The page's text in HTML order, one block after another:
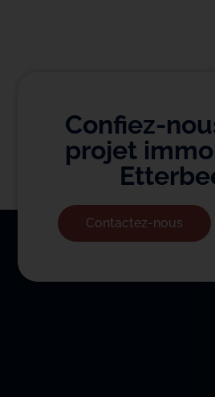
Confiez-
projet
Contactez-nous